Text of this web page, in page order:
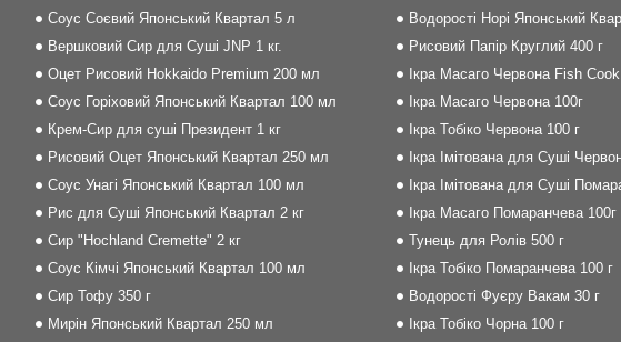
Соус Соєвий Японський Квартал 5 л
Вершковий Сир для Суші JNP 1 кг.
Оцет Рисовий Hokkaido Premium 200 мл
Соус Горіховий Японський Квартал 100 мл
Крем-Сир для суші Президент 1 кг
Рисовий Оцет Японський Квартал 250 мл
Соус Унагі Японський Квартал 100 мл
Рис для Суші Японський Квартал 2 кг
Сир "Hochland Cremette" 2 кг
Соус Кімчі Японський Квартал 100 мл
Сир Тофу 350 г
Мирін Японський Квартал 250 мл
Водорості Норі Японський
Рисовий Папір Круглий 400 г
Ікра Масаго Червона Fish
Ікра Масаго Червона 100г
Ікра Тобіко Червона 100 г
Ікра Імітована для Суші
Ікра Імітована для Суші
Ікра Масаго Помаранчева 100г
Тунець для Ролів 500 г
Ікра Тобіко Помаранчева 100 г
Водорості Фуєру Вакам 30 г
Ікра Тобіко Чорна 100 г